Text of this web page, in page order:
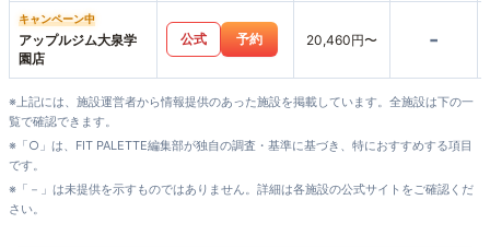
キャンペーン中
アップルジム大泉学
園店
公式 予約 20,460円〜 -
※上記には、施設運営者から情報提供のあった施設を掲載しています。全施設は下の一
覧で確認できます。
※「○」は、FIT PALETTE編集部が独自の調査・基準に基づき、特におすすめする項目
です。
※「－」は未提供を示すものではありません。詳細は各施設の公式サイトをご確認くだ
さい。